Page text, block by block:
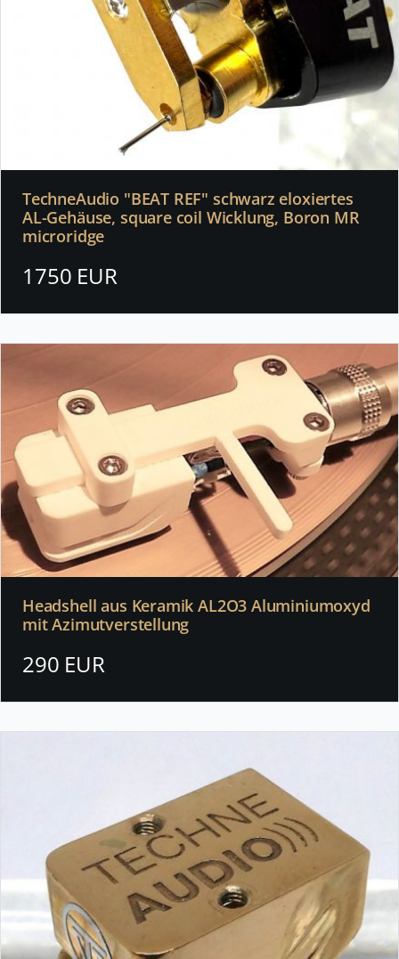
TechneAudio "BEAT REF" schwarz eloxiertes
AL-Gehäuse, square coil Wicklung, Boron MR
microridge
1750 EUR
Headshell aus Keramik AL2O3 Aluminiumoxyd
mit Azimutverstellung
290 EUR